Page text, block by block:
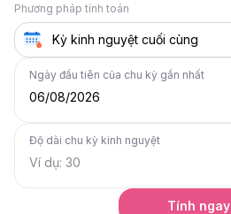
Phương pháp tính toán
Ngày đầu tiên của chu kỳ gần nhất
06/08/2026
Độ dài chu kỳ kinh nguyệt
Tính ngay